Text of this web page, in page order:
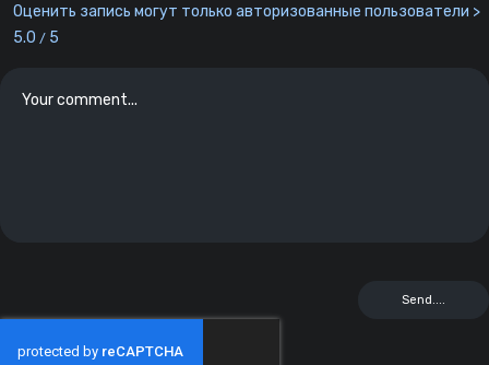
Оценить запись могут только авторизованные пользователи >
5.0 / 5